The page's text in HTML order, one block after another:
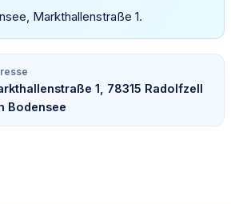
Markthallenstraße 1.
1, 78315 Radolfzell
Bodensee